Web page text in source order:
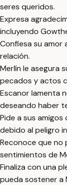
seres queridos.
Expresa
incluyendo
Confiesa su amor
relación.
Merlín le asegura
pecados y actos
Escanor lamenta
deseando haber
Pide a sus
debido al peligro
Reconoce que
sentimientos de
Finaliza con una
pueda sostener a